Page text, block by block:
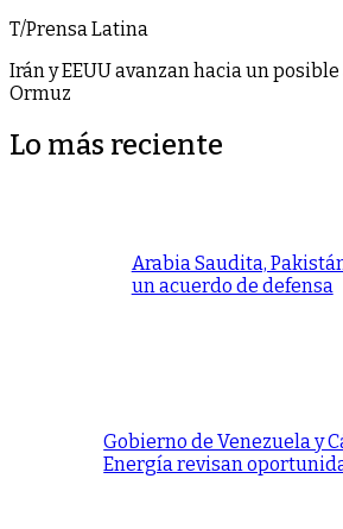
T/Prensa Latina
Irán y EEUU avanzan hacia un
Ormuz
Lo más reciente
Arabia Saudita,
un acuerdo de defensa
Gobierno de Venezuela y
Energía revisan